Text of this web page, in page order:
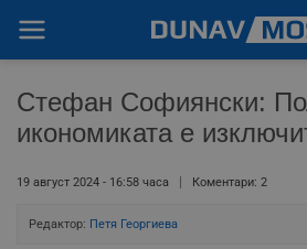
Стефан Софиянски:
икономиката е
19 август 2024 - 16:58 часа Коментари: 2
Редактор: Петя Георгиева